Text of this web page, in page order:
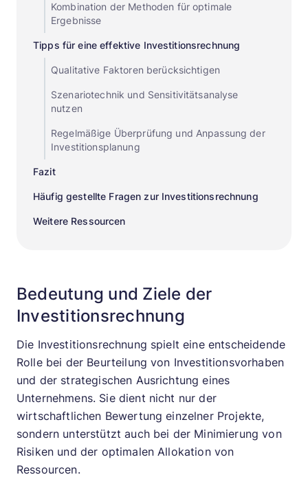
Kombination der Methoden für optimale
Ergebnisse
Tipps für eine effektive Investitionsrechnung
Qualitative Faktoren berücksichtigen
Szenariotechnik und Sensitivitätsanalyse
nutzen
Regelmäßige Überprüfung und Anpassung der
Investitionsplanung
Fazit
Häufig gestellte Fragen zur Investitionsrechnung
Weitere Ressourcen
Bedeutung und Ziele der
Investitionsrechnung
Die Investitionsrechnung spielt eine entscheidende
Rolle bei der Beurteilung von Investitionsvorhaben
und der strategischen Ausrichtung eines
Unternehmens. Sie dient nicht nur der
wirtschaftlichen Bewertung einzelner Projekte,
sondern unterstützt auch bei der Minimierung von
Risiken und der optimalen Allokation von
Ressourcen.